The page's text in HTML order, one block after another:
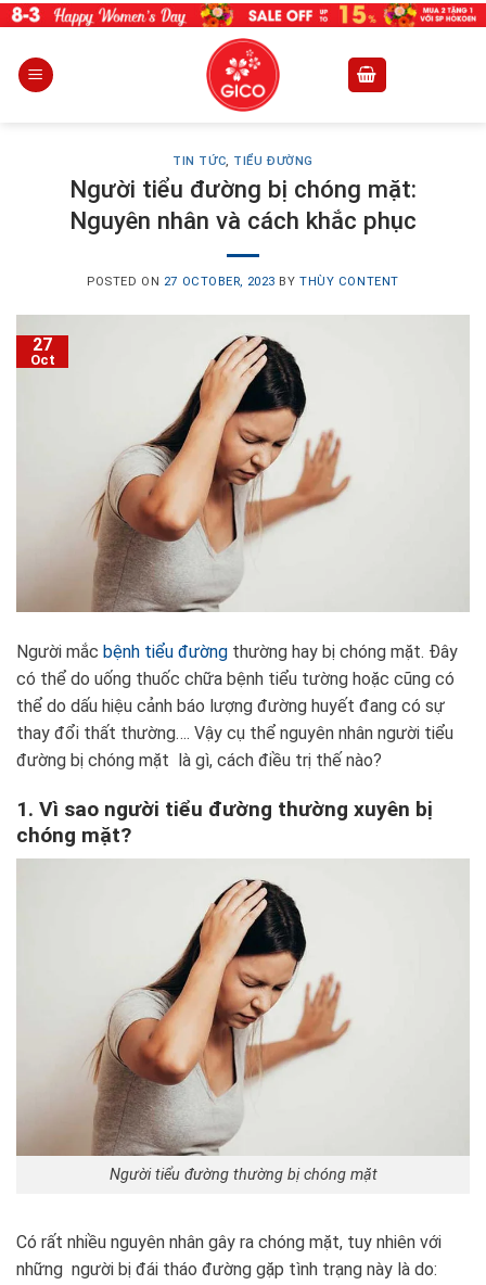
Skip
content
TIN TỨC, TIỂU ĐƯỜNG
Người tiểu đường bị chóng mặt:
Nguyên nhân và cách khắc phục
POSTED ON 27 OCTOBER, 2023 BYTHÙY CONTENT
27
Oct
Người mắc bệnh tiểu đường thường hay bị chóng mặt. Đây
có thể do uống thuốc chữa bệnh tiểu tường hoặc cũng có
thể do dấu hiệu cảnh báo lượng đường huyết đang có sự
thay đổi thất thường…. Vậy cụ thể nguyên nhân người tiểu
đường bị chóng mặt là gì, cách điều trị thế nào?
1. Vì sao người tiểu đường thường xuyên bị
chóng mặt?
Người tiểu đường thường bị chóng mặt
Có rất nhiều nguyên nhân gây ra chóng mặt, tuy nhiên với
những người bị đái tháo đường gặp tình trạng này là do: